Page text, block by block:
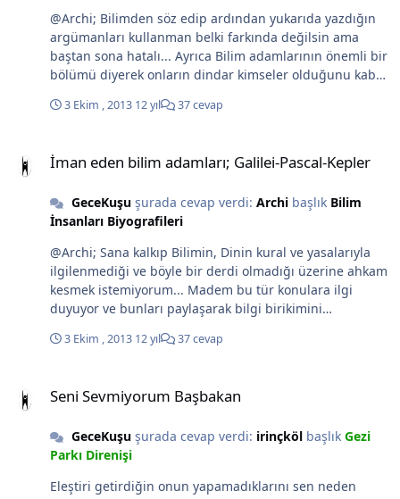
güdülerde devreye sokularak çarpıtılır ve konunun red
edilmesi için zemin hazırlanır.
@Archi; Bilimden söz edip ardından yukarıda yazdığın
argümanları kullanman belki farkında değilsin ama
baştan sona hatalı... Ayrıca Bilim adamlarının önemli bir
bölümü diyerek onların dindar kimseler olduğunu kabul
gerçek bu değildir ne yazık ki. Bu sadece dinsel
edememiş olabilirim. O nedenle bu görseli izlemek
3 Ekim , 2013 12 yıl 37 cevap
İman eden bilim adamları; Galilei-Pascal-Kepler
GeceKuşuşurada cevap verdi: Archibaşlık Bilim
İnsanları Biyografileri
@Archi; Sana kalkıp Bilimin, Dinin kural ve yasalarıyla
ilgilenmediği ve böyle bir derdi olmadığı üzerine ahkam
kesmek istemiyorum... Madem bu tür konulara ilgi
duyuyor ve bunları paylaşarak bilgi birikimini
konuyla ilgili olarak öncelikle İslam coğrafyasında var
dinsel kaygılarla, O bilim adamlarının ve bilimin önü
sorunun yanıtı için sana aşağıdaki videoyu öneriyorum...
Bu ve benzeri bir çok kaynağa internette ulaşabilirsin...
Bilgiyi kaynağından öğrenmek olan bakış açısı sana
3 Ekim , 2013 12 yıl 37 cevap
Seni Sevmiyorum Başbakan
GeceKuşuşurada cevap verdi: irinçkölbaşlık Gezi
Parkı Direnişi
Eleştiri getirdiğin onun yapamadıklarını sen neden